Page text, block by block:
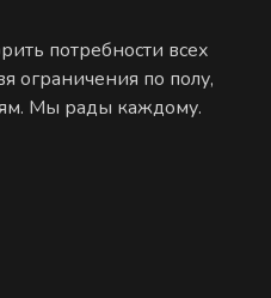
потребности всех
ограничения по полу,
Мы рады каждому.